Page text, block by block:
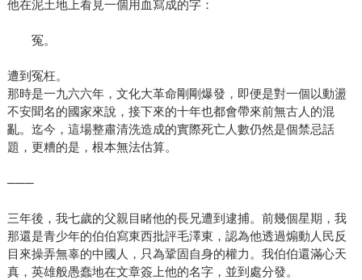
他在泥土地上看見一個用血寫成的字：
冤。
遭到冤枉。
那時是一九六六年，文化大革命剛剛爆發，即便是對一個以動盪
不安聞名的國家來說，接下來的十年也都會帶來前無古人的混
亂。迄今，這場整肅清洗造成的實際死亡人數仍然是個禁忌話
題，更糟的是，根本無法估算。
───
三年後，我七歲的父親目睹他的長兄遭到逮捕。前幾個星期，我
那還是青少年的伯伯寫東西批評毛澤東，認為他透過煽動人民反
目來操弄無辜的中國人，只為鞏固自身的權力。我伯伯還滿心天
真，英雄般愚蠢地在文章簽上他的名字，並到處分發。